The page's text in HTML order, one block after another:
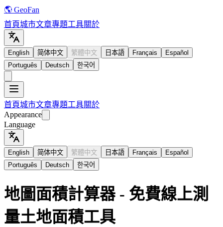
🌎 GeoFan
首頁城市文章專題工具關於
English 简体中文 繁體中文 日本語 Français
Español
Português
Deutsch 한국어
首頁城市文章專題工具關於
Appearance
Language
English 简体中文 繁體中文 日本語 Français
Español
Português
Deutsch 한국어
地圖面積計算器 - 免費線上測
量土地面積工具